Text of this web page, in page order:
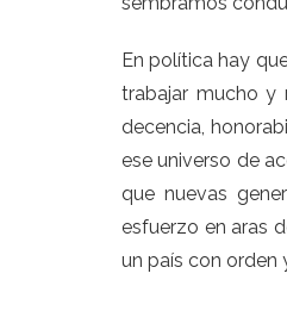
En política hay
trabajar mucho y
decencia,
ese universo de
que nuevas
esfuerzo en aras
un país con orden